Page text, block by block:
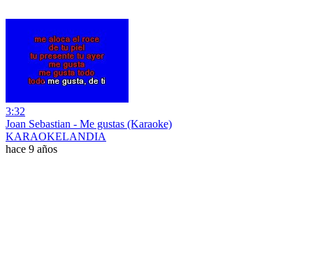
3:32
Joan Sebastian - Me gustas (Karaoke)
KARAOKELANDIA
hace 9 años